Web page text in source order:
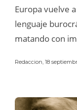
Europa vuelve
lenguaje
matando con
Redaccion, 18